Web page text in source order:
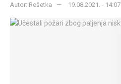
Autor: Rešetka 19.08.2021. - 14:07